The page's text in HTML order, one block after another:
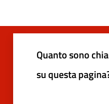
Quanto sono
su questa